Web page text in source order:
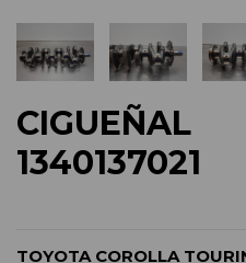
CIGUEÑAL
1340137021
TOYOTA COROLLA